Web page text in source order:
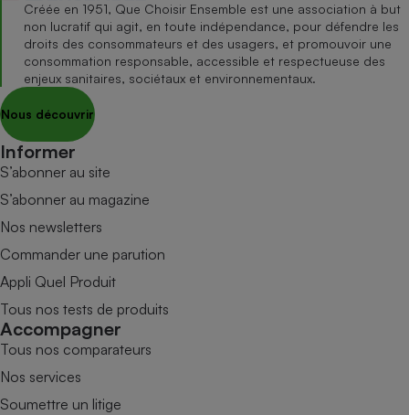
Créée en 1951, Que Choisir Ensemble est une association à but
non lucratif qui agit, en toute indépendance, pour défendre les
droits des consommateurs et des usagers, et promouvoir une
consommation responsable, accessible et respectueuse des
enjeux sanitaires, sociétaux et environnementaux.
Nous découvrir
Informer
S’abonner au site
S’abonner au magazine
Nos newsletters
Commander une parution
Appli Quel Produit
Tous nos tests de produits
Accompagner
Tous nos comparateurs
Nos services
Soumettre un litige